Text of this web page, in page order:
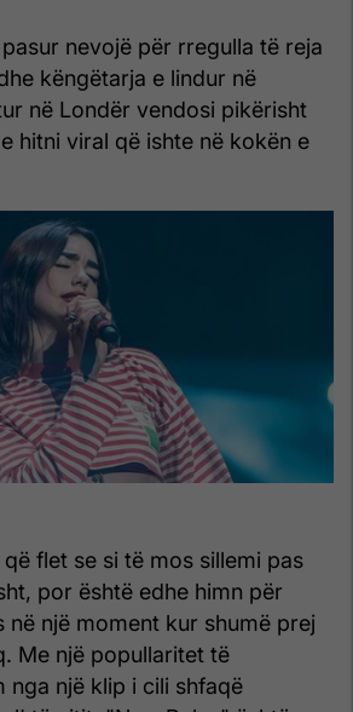
nevojë për rregulla të reja
këngëtarja e lindur në
në Londër vendosi pikërisht
hitni viral që ishte në kokën e
flet se si të mos sillemi pas
por është edhe himn për
në një moment kur shumë prej
Me një popullaritet të
nga një klip i cili shfaqë